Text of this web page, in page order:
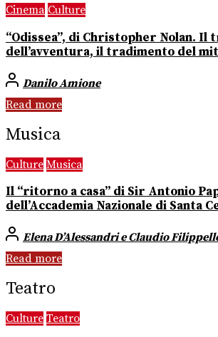
Cinema Culture
“Odissea”, di Christopher Nolan. Il
dell’avventura, il tradimento del
Danilo Amione
Read more
Musica
Culture Musica
Il “ritorno a casa” di Sir Antonio
dell’Accademia Nazionale di Santa
Elena D’Alessandri e Claudio
Read more
Teatro
Culture Teatro